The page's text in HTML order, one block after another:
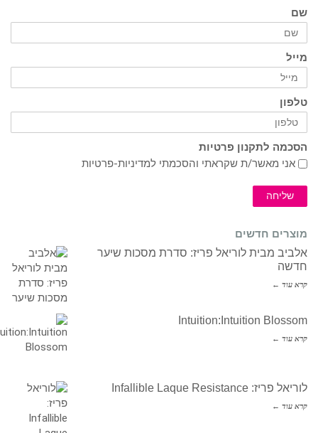
שם
מייל
טלפון
הסכמה לתקנון פרטיות
אני מאשר/ת שקראתי והסכמתי למדיניות-פרטיות
שליחה
מוצרים חדשים
אלביב מבית לוריאל פריז: סדרת מסכות שיער
חדשה
קרא עוד ←
Intuition:Intuition Blossom
קרא עוד ←
לוריאל פריז: Infallible Laque Resistance
קרא עוד ←